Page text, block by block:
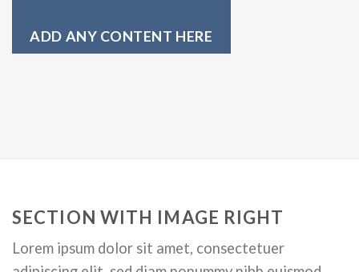
ADD ANY CONTENT HERE
SECTION WITH IMAGE RIGHT
Lorem ipsum dolor sit amet, consectetuer